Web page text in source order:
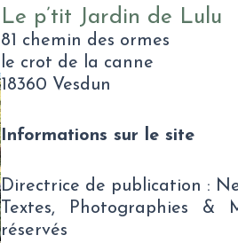
Le p’tit Jardin de Lulu
81 chemin des ormes
le crot de la canne
18360 Vesdun
Informations sur le site
Directrice de publication :
Textes, Photographies
réservés